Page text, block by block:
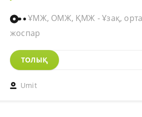
ҰМЖ, ОМЖ, ҚМЖ - Ұзақ, орта,
жоспар
ТОЛЫҚ
Umit